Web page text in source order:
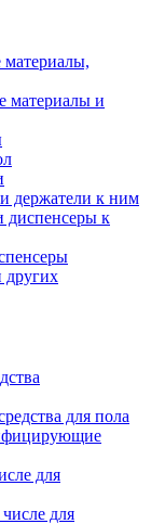
материалы и
держатели к ним
к
других
для пола
для
для